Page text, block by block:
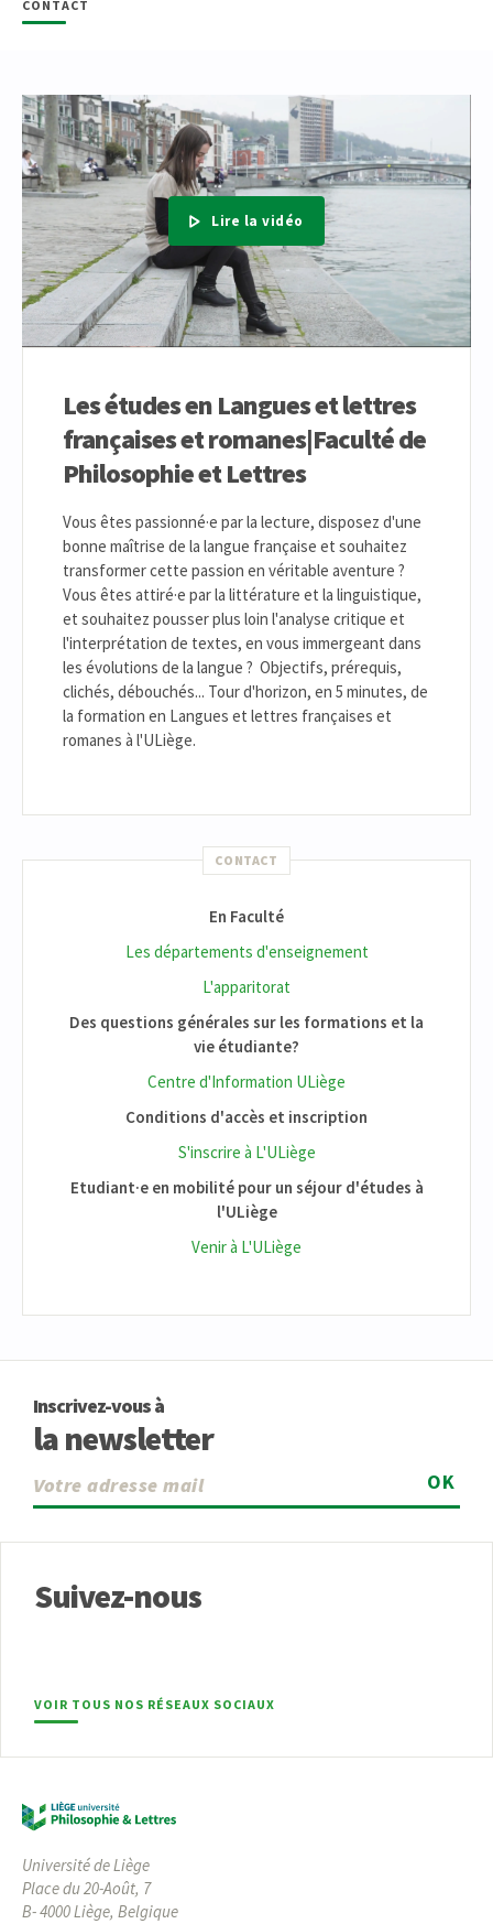
CONTACT
Lire la vidéo
Les études en Langues et lettres
françaises et romanes|Faculté de
Philosophie et Lettres
Vous êtes passionné·e par la lecture, disposez d'une
bonne maîtrise de la langue française et souhaitez
transformer cette passion en véritable aventure ?
Vous êtes attiré·e par la littérature et la linguistique,
et souhaitez pousser plus loin l'analyse critique et
l'interprétation de textes, en vous immergeant dans
les évolutions de la langue ? Objectifs, prérequis,
clichés, débouchés... Tour d'horizon, en 5 minutes, de
la formation en Langues et lettres françaises et
romanes à l'ULiège.
CONTACT
En Faculté
Les départements d'enseignement
L'apparitorat
Des questions générales sur les formations et la
vie étudiante?
Centre d'Information ULiège
Conditions d'accès et inscription
S'inscrire à L'ULiège
Etudiant·e en mobilité pour un séjour d'études à
l'ULiège
Venir à L'ULiège
Inscrivez-vous à
la newsletter
OK
Suivez-nous
VOIR TOUS NOS RÉSEAUX SOCIAUX
Université de Liège
Place du 20-Août, 7
B- 4000 Liège, Belgique